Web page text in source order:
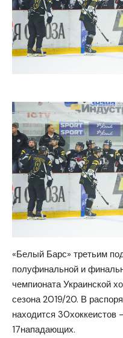
«Белый Барс» третьим
полуфинальной и
чемпионата Украинской
сезона 2019/20. В
находится 30хоккеистов
17нападающих.